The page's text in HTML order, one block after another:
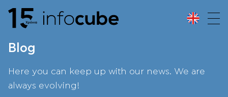
Blog
Here you can keep up with our news. We are
always evolving!